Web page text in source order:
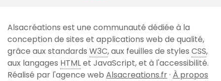
de
page
Alsacréations est une communauté dédiée à la
conception de sites et applications web de qualité,
grâce aux standards W3C, aux feuilles de styles CSS,
aux langages HTMLet JavaScript, et à l'accessibilité.
Réalisé par l'agence web Alsacreations.fr· À propos